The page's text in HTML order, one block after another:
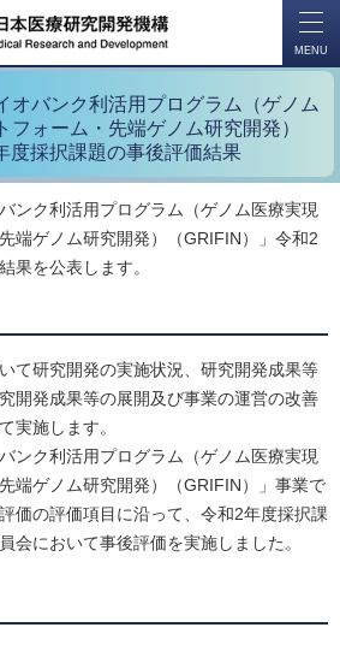
MENU
オバンク利活用プログラム（ゲノム
フォーム・先端ゲノム研究開発）
度採択課題の事後評価結果
ンク利活用プログラム（ゲノム医療実現
端ゲノム研究開発）（GRIFIN）」令和2
果を公表します。
て研究開発の実施状況、研究開発成果等
開発成果等の展開及び事業の運営の改善
実施します。
ンク利活用プログラム（ゲノム医療実現
端ゲノム研究開発）（GRIFIN）」事業で
価の評価項目に沿って、令和2年度採択課
会において事後評価を実施しました。